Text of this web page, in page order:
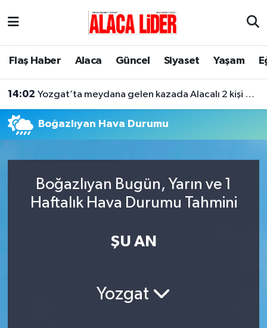
Flaş Haber Alaca Güncel Siyaset Yaşam
14:02 Yozgat’ta meydana gelen kazada Alacalı 2 kişi hayatını kaybetti
Boğazlıyan Hava Durumu
Boğazlıyan Bugün, Yarın ve 1
Haftalık Hava Durumu Tahmini
ŞU AN
Yozgat
Çorum Nöbetçi Eczaneler
Tüm Manşetler